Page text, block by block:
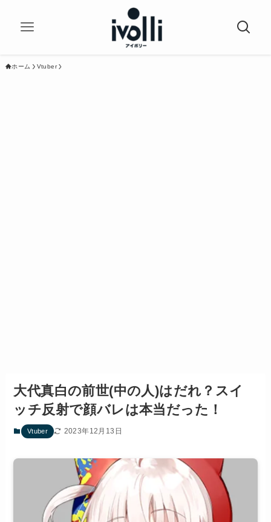
ホーム Vtuber
大代真白の前世(中の人)はだれ？スイ
ッチ反射で顔バレは本当だった！
Vtuber 2023年12月13日